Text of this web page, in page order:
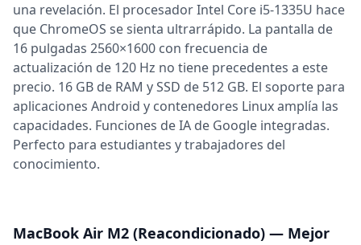
una revelación. El procesador Intel Core i5-1335U hace
que ChromeOS se sienta ultrarrápido. La pantalla de
16 pulgadas 2560×1600 con frecuencia de
actualización de 120 Hz no tiene precedentes a este
precio. 16 GB de RAM y SSD de 512 GB. El soporte para
aplicaciones Android y contenedores Linux amplía las
capacidades. Funciones de IA de Google integradas.
Perfecto para estudiantes y trabajadores del
conocimiento.
MacBook Air M2 (Reacondicionado) — Mejor